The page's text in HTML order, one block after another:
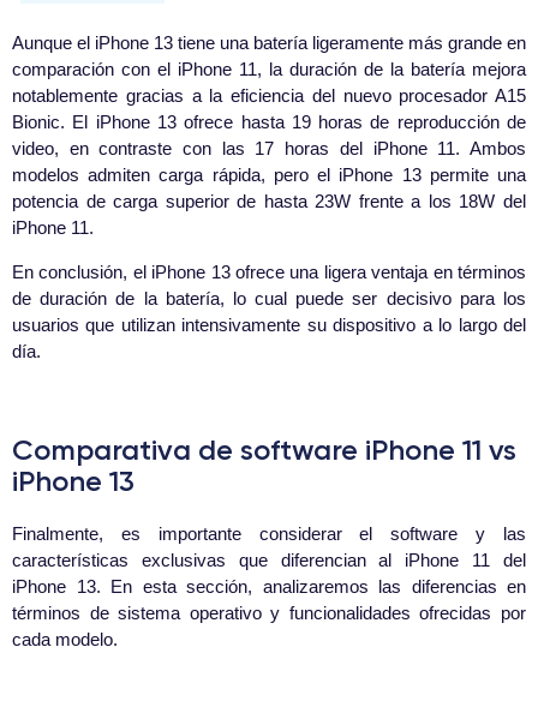
Aunque el iPhone 13 tiene una batería ligeramente más grande en
comparación con el iPhone 11, la duración de la batería mejora
notablemente gracias a la eficiencia del nuevo procesador A15
Bionic. El iPhone 13 ofrece hasta 19 horas de reproducción de
video, en contraste con las 17 horas del iPhone 11. Ambos
modelos admiten carga rápida, pero el iPhone 13 permite una
potencia de carga superior de hasta 23W frente a los 18W del
iPhone 11.
En conclusión, el iPhone 13 ofrece una ligera ventaja en términos
de duración de la batería, lo cual puede ser decisivo para los
usuarios que utilizan intensivamente su dispositivo a lo largo del
día.
Comparativa de software iPhone 11 vs
iPhone 13
Finalmente, es importante considerar el software y las
características exclusivas que diferencian al iPhone 11 del
iPhone 13. En esta sección, analizaremos las diferencias en
términos de sistema operativo y funcionalidades ofrecidas por
cada modelo.